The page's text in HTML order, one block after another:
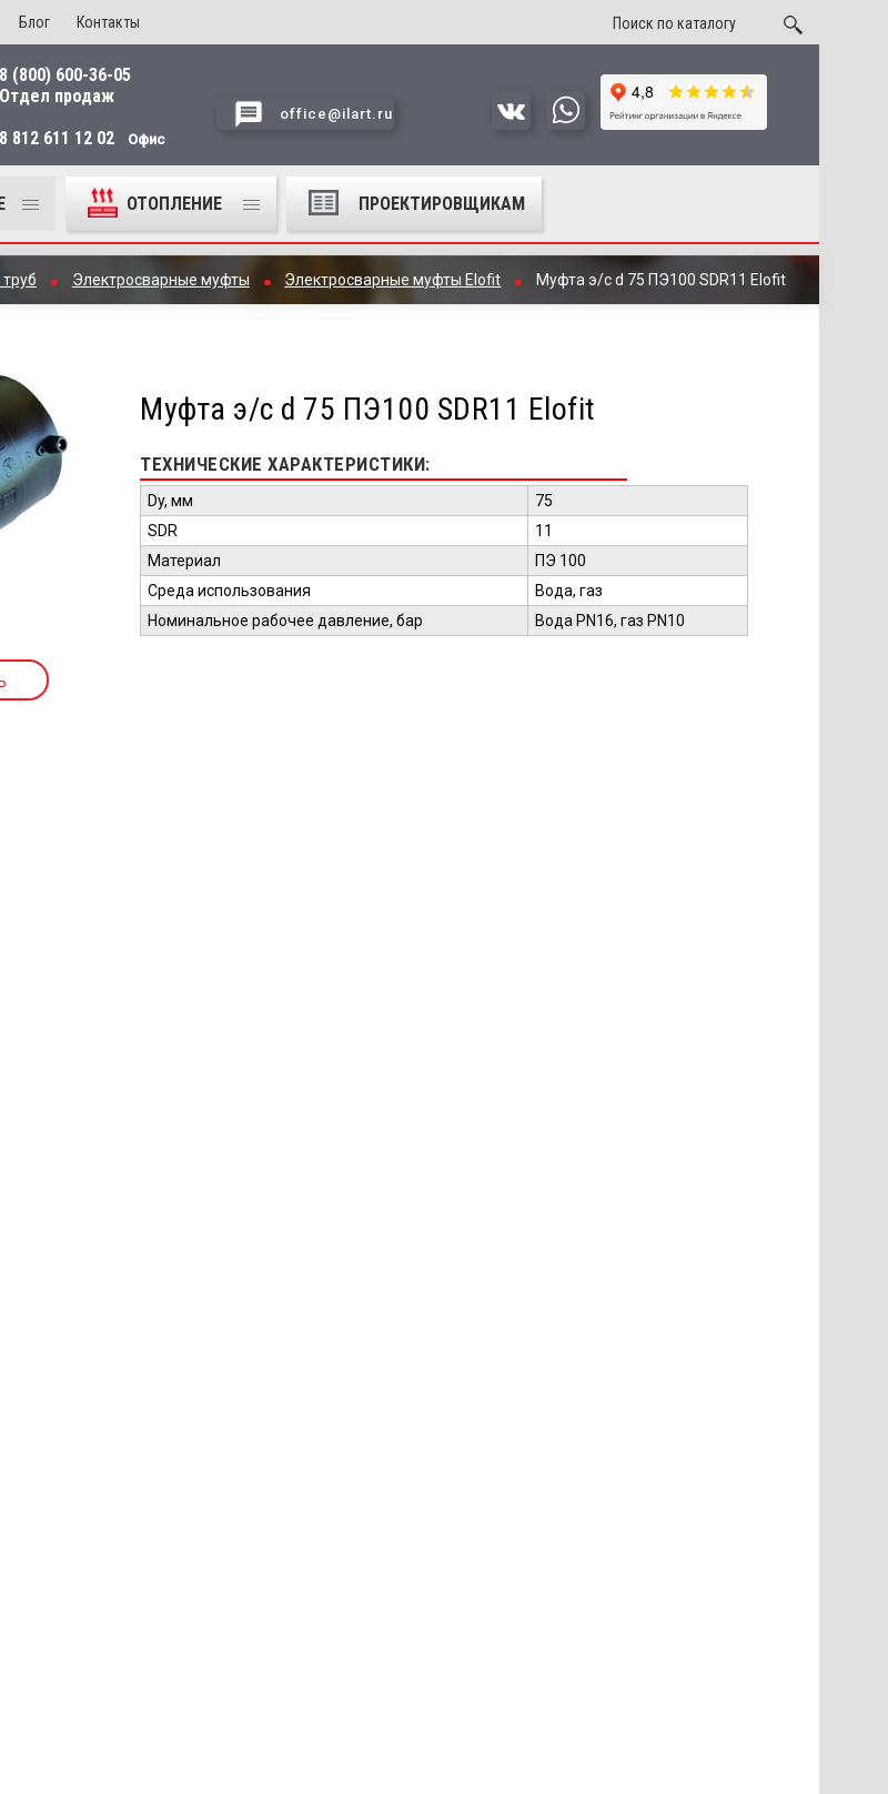
Блог Контакты
8 (800) 600-36-05
Отдел продаж
8 812 611 12 02
Офис
office@ilart.ru
ОТОПЛЕНИЕ ПРОЕКТИРОВЩИКАМ
Электросварные муфты Электросварные муфты Elofit Муфта э/с d 75 ПЭ100 SDR11 Elofit
Муфта э/с d 75 ПЭ100 SDR11 Elofit
ТЕХНИЧЕСКИЕ ХАРАКТЕРИСТИКИ:
Dy, мм
75
SDR
11
Материал
ПЭ 100
Среда использования
Вода, газ
Номинальное рабочее давление, бар
Вода PN16, газ PN10